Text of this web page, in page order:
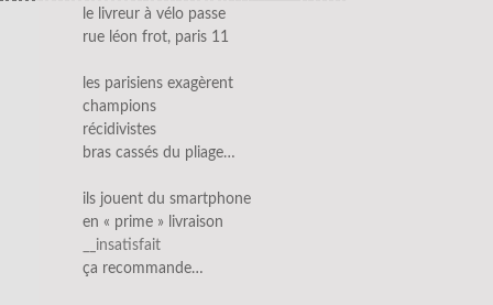
le livreur à vélo passe
rue léon frot, paris 11
les parisiens exagèrent
champions
récidivistes
bras cassés du pliage…
ils jouent du smartphone
en « prime » livraison
__insatisfait
ça recommande…